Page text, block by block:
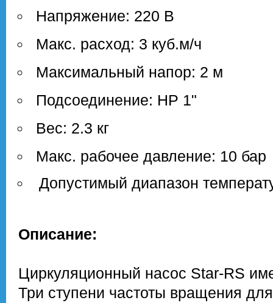
Напряжение: 220 В
Макс. расход: 3 куб.м/ч
Максимальный напор: 2 м
Подсоединение: НР 1"
Вес: 2.3 кг
Макс. рабочее давление: 10 бар
Допустимый диапазон
Описание:
Циркуляционный насос Star-RS
Три ступени частоты вращения